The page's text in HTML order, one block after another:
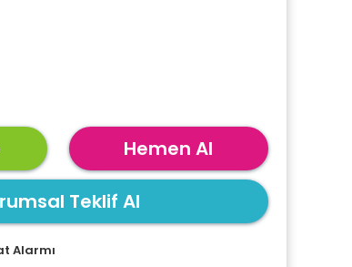
Hemen Al
Teklif Al
Alarmı